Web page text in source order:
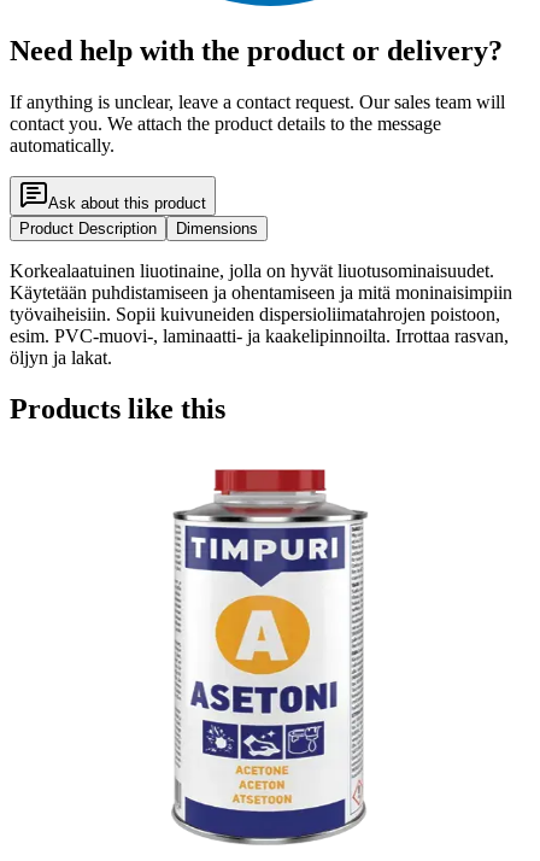
Need help with the product or delivery?
If anything is unclear, leave a contact request. Our sales team will
contact you. We attach the product details to the message
automatically.
Ask about this product
Product Description
Dimensions
Korkealaatuinen liuotinaine, jolla on hyvät liuotusominaisuudet.
Käytetään puhdistamiseen ja ohentamiseen ja mitä moninaisimpiin
työvaiheisiin. Sopii kuivuneiden dispersioliimatahrojen poistoon,
esim. PVC-muovi-, laminaatti- ja kaakelipinnoilta. Irrottaa rasvan,
öljyn ja lakat.
Products like this